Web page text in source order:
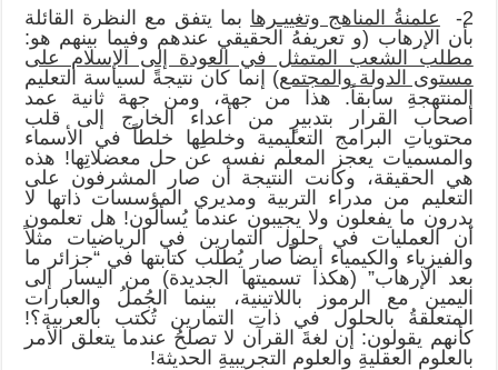
2- علمنةُ المناهج وتغييـرها بما يتفق مع النظرة القائلة
بأن الإرهاب (و تعريفهُ الحقيقي عندهم وفيما بينهم هو:
مطلب الشعب المتمثل في العودة إلى الإسلام على
مستوى الدولة والمجتمع) إنما كان نتيجةً لسياسة التعليم
المنتهجةِ سابقاً. هذا من جهة، ومن جهة ثانية عمد
أصحاب القرار بتدبيرٍ من أعداء الخارج إلى قلب
محتوياتِ البرامج التعليمية وخلطِها خلطاً في الأسماء
والمسميات يعجز المعلم نفسه عن حل معضلاتِها! هذه
هي الحقيقة، وكانت النتيجة أن صار المشرفون على
التعليم من مدراء التربية ومديري المؤسسات ذاتها لا
يدرون ما يفعلون ولا يجيبون عندما يُسألون! هل تعلمون
أن العمليات في حلول التمارين في الرياضيات مثلاً
والفيزياء والكيمياء أيضاً صار يُطلب كتابتها في “جزائر ما
بعد الإرهاب” (هكذا تسميتها الجديدة) من اليسار إلى
اليمين مع الرموز باللاتينية، بينما الجُملُ والعبارات
المتعلقةُ بالحلول في ذات التمارين تُكتب بالعربية؟!
كأنهم يقولون: إن لغةَ القرآن لا تصلحُ عندما يتعلق الأمر
بالعلوم العقليةِ والعلوم التجريبيةِ الحديثة!